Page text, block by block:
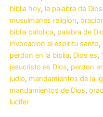
biblia hoy, la palabra de
musulmanes religion,
biblia catolica, palabra de
invocacion al espiritu santo,
perdon en la biblia, Dios es,
jesucristo es Dios, perdon
judio, mandamientos de la
mandamientos de Dios,
lucifer